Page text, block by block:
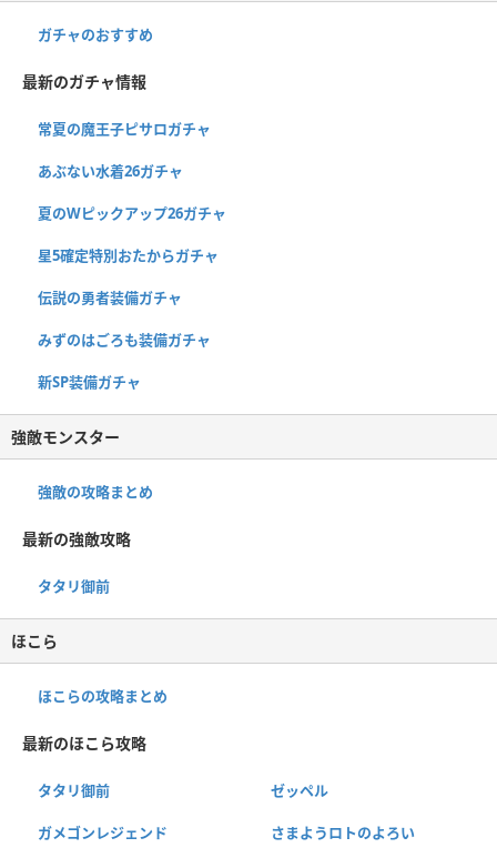
ガチャのおすすめ
最新のガチャ情報
常夏の魔王子ピサロガチャ
あぶない水着26ガチャ
夏のWピックアップ26ガチャ
星5確定特別おたからガチャ
伝説の勇者装備ガチャ
みずのはごろも装備ガチャ
新SP装備ガチャ
強敵モンスター
強敵の攻略まとめ
最新の強敵攻略
タタリ御前
ほこら
ほこらの攻略まとめ
最新のほこら攻略
タタリ御前 ゼッペル
ガメゴンレジェンド さまようロトのよろい